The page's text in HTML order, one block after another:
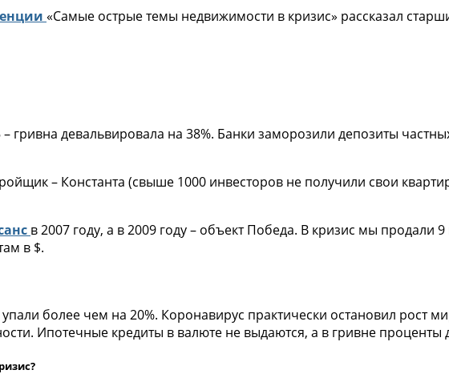
«Самые острые темы недвижимости в кризис» рассказал
гривна девальвировала на 38%. Банки заморозили депозиты
– Константа (свыше 1000 инвесторов не получили свои
в 2007 году, а в 2009 году – объект Победа. В кризис мы продали
в $.
более чем на 20%. Коронавирус практически остановил рост
Ипотечные кредиты в валюте не выдаются, а в гривне проценты